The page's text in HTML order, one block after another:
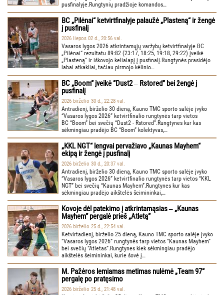
pusfinalyje.Rungtynių pradžioje komandos…
BC „Pilėnai“ ketvirtfinalyje palaužė „Plasteną“ ir žengė
į pusfinalį
2026 liepos 02 d., 20:56 val.
Vasaros lygos 2026 atkrintamųjų varžybų ketvirtfinalyje BC
„Pilėnai“ rezultatu 89:82 (23:17, 18:25, 19:18, 29:22) įveikė
„Plasteną“ ir iškovojo kelialapį į pusfinalį.Rungtynės prasidėjo
labai atkakliai, tačiau pirmojo kėlinio…
BC „Boom“ įveikė “Dust2 ‒ Rstored” bei žengė į
pusfinalį
2026 birželio 30 d., 22:28 val.
Antradienį, birželio 30 dieną, Kauno TMC sporto salėje įvyko
“Vasaros lygos 2026” ketvirtfinalio rungtynės tarp vietos
BC “Boom” bei svečių “Dust2 - Rstored”.Rungtynes kur kas
sėkmingiau pradėjo BC “Boom” kolektyvas,…
„KKL NGT“ lengvai pervažiavo „Kaunas Mayhem“
ekipą ir žengė į pusfinalį
2026 birželio 30 d., 20:37 val.
Antradienį, birželio 30 dieną, Kauno TMC sporto salėje įvyko
“Vasaros lygos 2026” ketvirtfinalio rungtynės tarp vietos “KKL
NGT” bei svečių “Kaunas Mayhem”.Rungtynes kur kas
sėkmingiau pradėjo aikštelės šeimininkai,…
Kovoje dėl patekimo į atkrintamąsias ‒ „Kaunas
Mayhem“ pergalė prieš „Atletą“
2026 birželio 25 d., 22:54 val.
Ketvirtadienį, birželio 25 dieną, Kauno TMC sporto salėje įvyko
“Vasaros lygos 2026” rungtynės tarp vietos “Kaunas Mayhem”
bei svečių “Atletas”.Rungtynes kiek sėkmingiau pradėjo
aikštelės šeimininkai, kurie šovė į…
M. Pažėros lemiamas metimas nulėmė „Team 97“
pergalę po pratęsimo
2026 birželio 25 d., 21:48 val.